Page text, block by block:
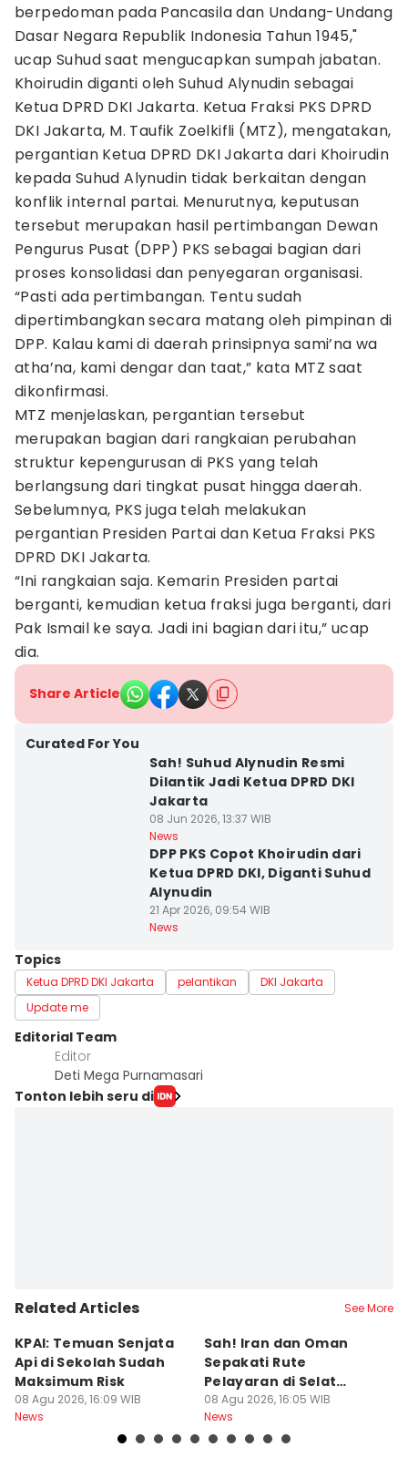
berpedoman pada Pancasila dan Undang-Undang
Dasar Negara Republik Indonesia Tahun 1945,"
ucap Suhud saat mengucapkan sumpah jabatan.
Khoirudin diganti oleh Suhud Alynudin sebagai
Ketua DPRD DKI Jakarta. Ketua Fraksi PKS DPRD
DKI Jakarta, M. Taufik Zoelkifli (MTZ), mengatakan,
pergantian Ketua DPRD DKI Jakarta dari Khoirudin
kepada Suhud Alynudin tidak berkaitan dengan
konflik internal partai. Menurutnya, keputusan
tersebut merupakan hasil pertimbangan Dewan
Pengurus Pusat (DPP) PKS sebagai bagian dari
proses konsolidasi dan penyegaran organisasi.
“Pasti ada pertimbangan. Tentu sudah
dipertimbangkan secara matang oleh pimpinan di
DPP. Kalau kami di daerah prinsipnya sami’na wa
atha’na, kami dengar dan taat,” kata MTZ saat
dikonfirmasi.
MTZ menjelaskan, pergantian tersebut
merupakan bagian dari rangkaian perubahan
struktur kepengurusan di PKS yang telah
berlangsung dari tingkat pusat hingga daerah.
Sebelumnya, PKS juga telah melakukan
pergantian Presiden Partai dan Ketua Fraksi PKS
DPRD DKI Jakarta.
“Ini rangkaian saja. Kemarin Presiden partai
berganti, kemudian ketua fraksi juga berganti, dari
Pak Ismail ke saya. Jadi ini bagian dari itu,” ucap
dia.
Share Article
Curated For You
Sah! Suhud Alynudin Resmi
Dilantik Jadi Ketua DPRD DKI
Jakarta
08 Jun 2026, 13:37 WIB
News
DPP PKS Copot Khoirudin dari
Ketua DPRD DKI, Diganti Suhud
Alynudin
21 Apr 2026, 09:54 WIB
News
Topics
Ketua DPRD DKI Jakarta pelantikan
DKI Jakarta
Update me
Editorial Team
Editor
Deti Mega Purnamasari
Tonton lebih seru di
Related Articles See More
KPAI: Temuan Senjata
Api di Sekolah Sudah
Maksimum Risk
08 Agu 2026, 16:09 WIB
News
Sah! Iran dan Oman
Sepakati Rute
Pelayaran di Selat
Hormuz
08 Agu 2026, 16:05 WIB
News